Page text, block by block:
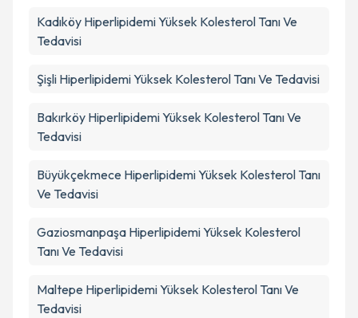
Kadıköy Hiperlipidemi Yüksek Kolesterol Tanı Ve
Tedavisi
Şişli Hiperlipidemi Yüksek Kolesterol Tanı Ve Tedavisi
Bakırköy Hiperlipidemi Yüksek Kolesterol Tanı Ve
Tedavisi
Büyükçekmece Hiperlipidemi Yüksek Kolesterol Tanı
Ve Tedavisi
Gaziosmanpaşa Hiperlipidemi Yüksek Kolesterol
Tanı Ve Tedavisi
Maltepe Hiperlipidemi Yüksek Kolesterol Tanı Ve
Tedavisi